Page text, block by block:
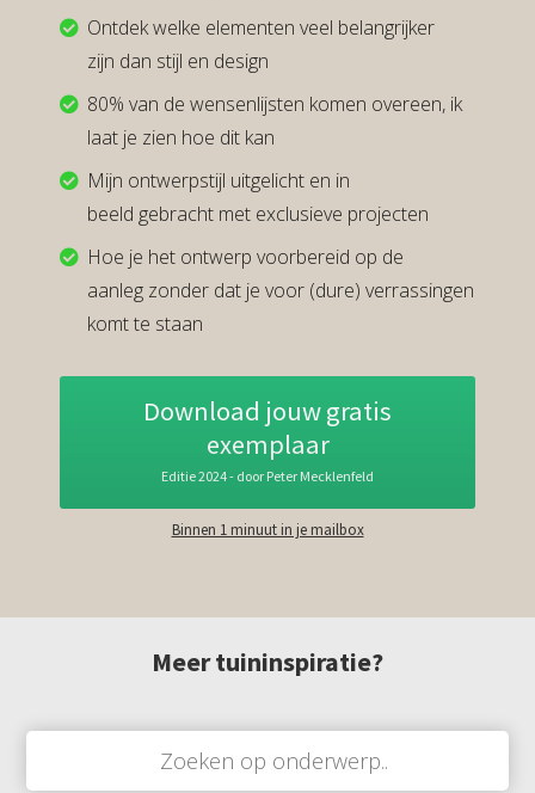
Ontdek welke elementen veel belangrijker
zijn dan stijl en design
80% van de wensenlijsten komen overeen, ik
laat je zien hoe dit kan
Mijn ontwerpstijl uitgelicht en in
beeld gebracht met exclusieve projecten
Hoe je het ontwerp voorbereid op de
aanleg zonder dat je voor (dure) verrassingen
komt te staan
Download jouw gratis
exemplaar
Editie 2024 - door Peter Mecklenfeld
Binnen 1 minuut in je mailbox
Meer tuininspiratie?